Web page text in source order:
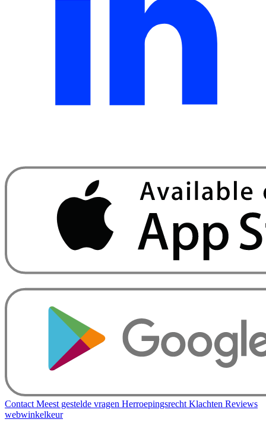
Contact Meest gestelde vragen Herroepingsrecht Klachten Reviews
webwinkelkeur